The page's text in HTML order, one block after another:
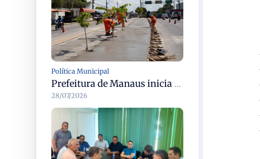
Política Municipal
Prefeitura de Manaus inicia revitalização dos canteiros centrais em dez corredores viários da cidade
28/07/2026